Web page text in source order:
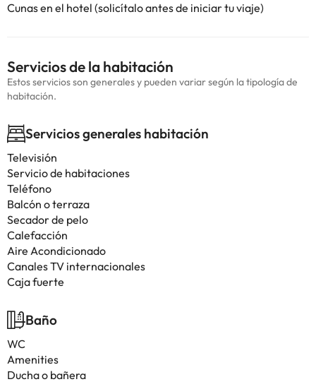
Cunas en el hotel (solicítalo antes de iniciar tu viaje)
Servicios de la habitación
Estos servicios son generales y pueden variar según la tipología de
habitación.
Servicios generales habitación
Televisión
Servicio de habitaciones
Teléfono
Balcón o terraza
Secador de pelo
Calefacción
Aire Acondicionado
Canales TV internacionales
Caja fuerte
Baño
WC
Amenities
Ducha o bañera